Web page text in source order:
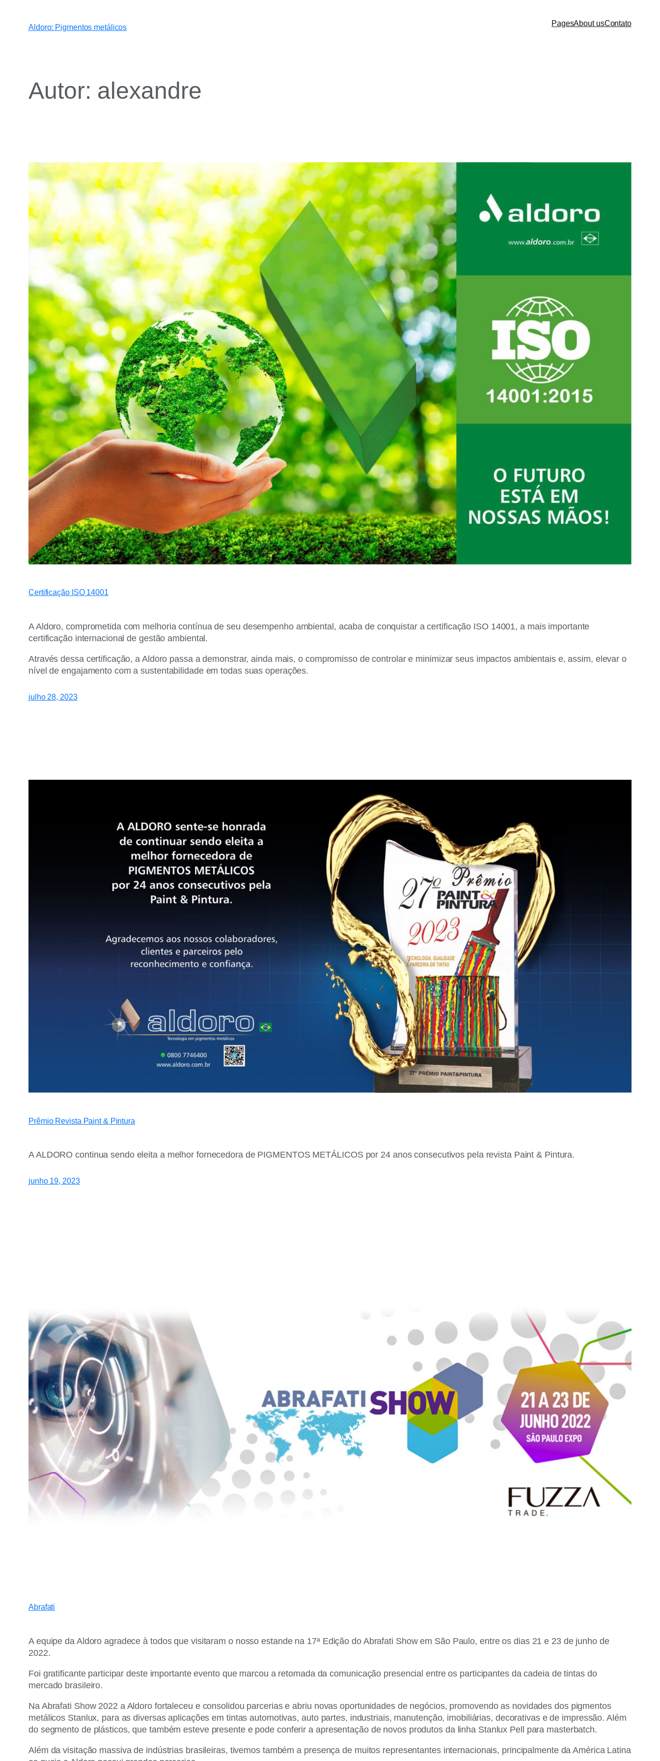
Aldoro: Pigmentos metálicos PagesAbout usContato
Autor: alexandre
Certificação ISO 14001
A Aldoro, comprometida com melhoria contínua de seu desempenho ambiental, acaba de conquistar a certificação ISO 14001, a mais importante
certificação internacional de gestão ambiental.
Através dessa certificação, a Aldoro passa a demonstrar, ainda mais, o compromisso de controlar e minimizar seus impactos ambientais e, assim, elevar o
nível de engajamento com a sustentabilidade em todas suas operações.
julho 28, 2023
Prêmio Revista Paint & Pintura
A ALDORO continua sendo eleita a melhor fornecedora de PIGMENTOS METÁLICOS por 24 anos consecutivos pela revista Paint & Pintura.
junho 19, 2023
Abrafati
A equipe da Aldoro agradece à todos que visitaram o nosso estande na 17ª Edição do Abrafati Show em São Paulo, entre os dias 21 e 23 de junho de
2022.
Foi gratificante participar deste importante evento que marcou a retomada da comunicação presencial entre os participantes da cadeia de tintas do
mercado brasileiro.
Na Abrafati Show 2022 a Aldoro fortaleceu e consolidou parcerias e abriu novas oportunidades de negócios, promovendo as novidades dos pigmentos
metálicos Stanlux, para as diversas aplicações em tintas automotivas, auto partes, industriais, manutenção, imobiliárias, decorativas e de impressão. Além
do segmento de plásticos, que também esteve presente e pode conferir a apresentação de novos produtos da linha Stanlux Pell para masterbatch.
Além da visitação massiva de indústrias brasileiras, tivemos também a presença de muitos representantes internacionais, principalmente da América Latina